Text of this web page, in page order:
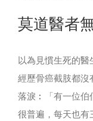
莫道醫者
以為見慣生死的
經歷骨癌截肢都沒
落淚︰「有一位伯
很普遍，每天也有